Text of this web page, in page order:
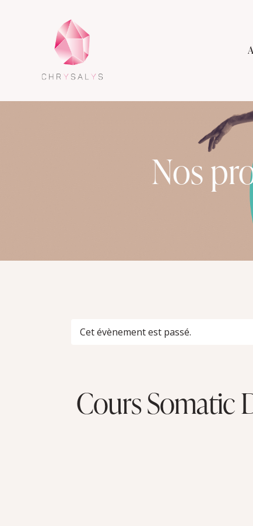
Nos
Cet évènement est passé.
Cours Somatic